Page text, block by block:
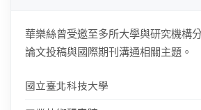
華樂絲曾受邀至多所大學與研究機構
論文投稿與國際期刊溝通相關主題。
國立臺北科技大學